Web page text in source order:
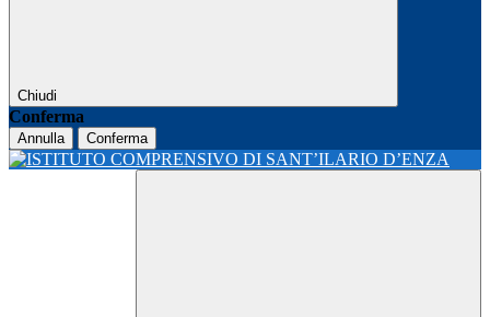
Chiudi
Conferma
Annulla Conferma